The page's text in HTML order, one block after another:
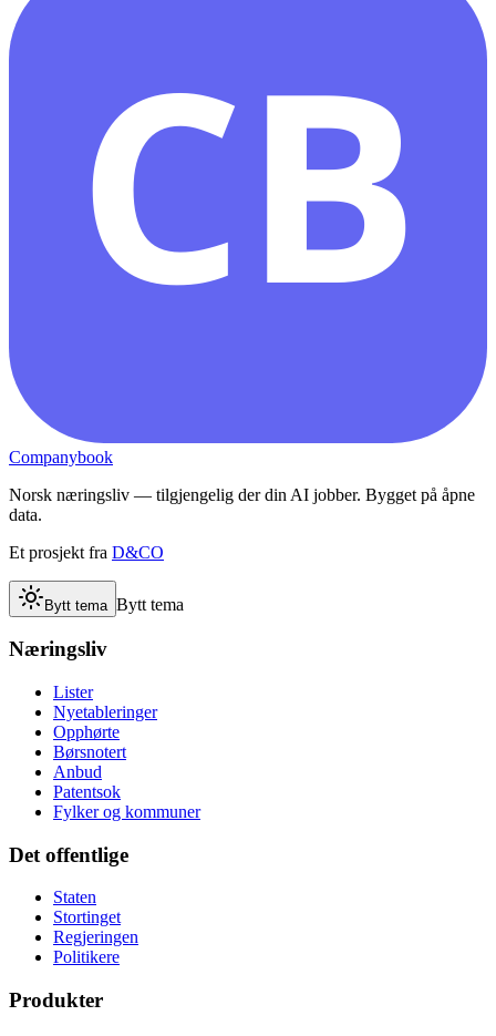
CB
Companybook
Norsk næringsliv — tilgjengelig der din AI jobber. Bygget på åpne
data.
Et prosjekt fra D&CO
Bytt tema Bytt tema
Næringsliv
Lister
Nyetableringer
Opphørte
Børsnotert
Anbud
Patentsok
Fylker og kommuner
Det offentlige
Staten
Stortinget
Regjeringen
Politikere
Produkter